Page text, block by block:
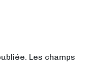
Les champs